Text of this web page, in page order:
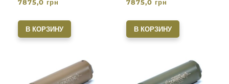
7875,0 грн
В КОРЗИНУ
7875,0 грн
В КОРЗИНУ